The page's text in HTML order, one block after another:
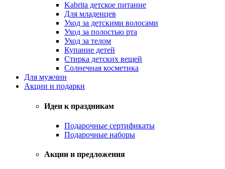
Kabrita детское питание
Для младенцев
Уход за детскими волосами
Уход за полостью рта
Уход за телом
Купание детей
Стирка детских вещей
Солнечная косметика
Для мужчин
Акции и подарки
Идеи к праздникам
Подарочные сертификаты
Подарочные наборы
Акции и предложения